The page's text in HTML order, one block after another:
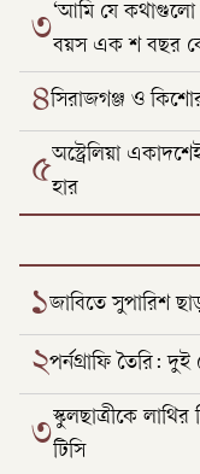
৩‘আমি যে কথাগুলো
বয়স এক শ বছর
৪সিরাজগঞ্জ ও
৫অস্ট্রেলিয়া
হার
১জাবিতে সুপারিশ
২পর্নগ্রাফি তৈরি:
৩স্কুলছাত্রীকে
টিসি